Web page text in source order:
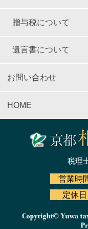
贈与税について
遺言書について
お問い合わせ
HOME
税理
営業時
定休日